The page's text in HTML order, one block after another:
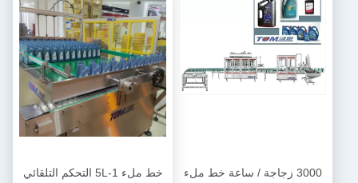
3000 زجاجة / ساعة خط ملء
خط ملء 1-5L التحكم التلقائي